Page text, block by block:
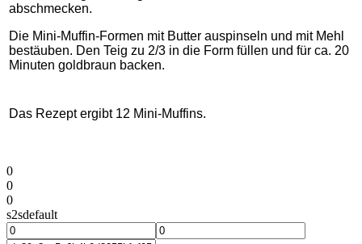
abschmecken.
Die Mini-Muffin-Formen mit Butter auspinseln und mit Mehl
bestäuben. Den Teig zu 2/3 in die Form füllen und für ca. 20
Minuten goldbraun backen.
Das Rezept ergibt 12 Mini-Muffins.
0
0
0
s2sdefault